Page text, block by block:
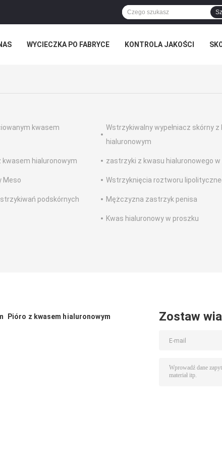
WYCIECZKA PO FABRYCE KONTROLA JAKOŚCI
kwasem
Wstrzykiwalny wypełniacz skórny z
hialuronowym
kwasem hialuronowym zastrzyki z kwasu hialuronowego w
Meso Wstrzyknięcia roztworu
podskórnych Mężczyzna zastrzyk penisa
Kwas hialuronowy w proszku
Pióro z kwasem hialuronowym Zostaw